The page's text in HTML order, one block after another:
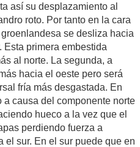
así su desplazamiento al
roto. Por tanto en la cara
se desliza hacia
Esta primera embestida
al norte. La segunda, a
hacia el oeste pero será
fría más desgastada. En
causa del componente norte
hueco a la vez que el
perdiendo fuerza a
el sur. En el sur puede que en